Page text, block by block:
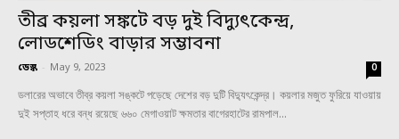
তীব্র কয়লা সঙ্কটে বড় দুই বিদ্যুৎকেন্দ্র,
লোডশেডিং বাড়ার সম্ভাবনা
ডেস্ক - May 9, 2023 0
ডলারের অভাবে তীব্র কয়লা সঙ্কটে পড়েছে দেশের বড় দুটি বিদ্যুৎকেন্দ্র। কয়লার মজুত ফুরিয়ে যাওয়ায়
দুই সপ্তাহ ধরে বন্ধ রয়েছে ৬৬০ মেগাওয়াট ক্ষমতার বাগেরহাটের রামপাল...